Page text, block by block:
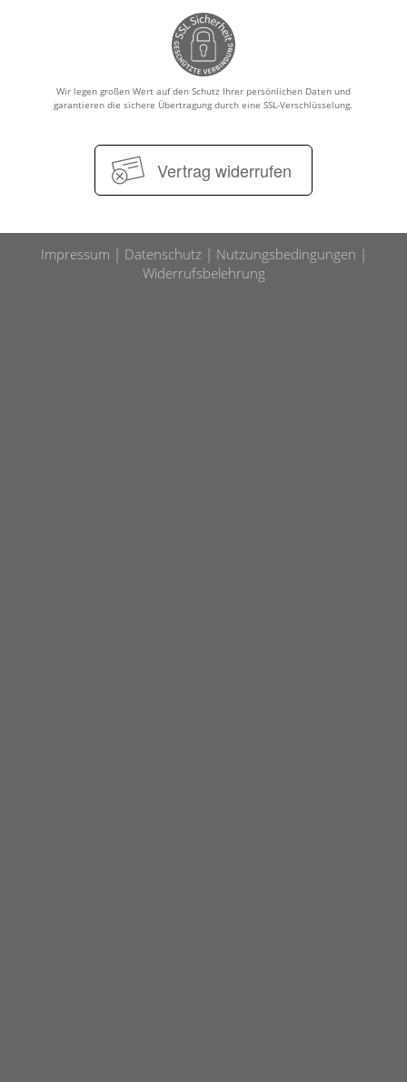
Wir legen großen Wert auf den Schutz Ihrer persönlichen Daten und
garantieren die sichere Übertragung durch eine SSL-Verschlüsselung.
Vertrag widerrufen
Impressum Datenschutz
Nutzungsbedingungen
Widerrufsbelehrung